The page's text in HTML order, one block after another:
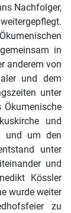
Nachfolger,
in
anderem von
und dem
unter
und
und um den
unter
und
Kössler
wurde weiter
zu